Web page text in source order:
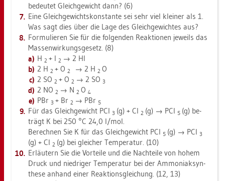
be­deu­tet Gleich­ge­wicht dann? (6)
Eine Gleich­ge­wichts­kon­stan­te sei sehr viel klei­ner als 1.
Was sagt dies über die Lage des Gleich­ge­wich­tes aus?
For­mu­lie­ren Sie für die fol­gen­den Re­ak­tio­nen je­weils das
Mas­sen­wir­kungs­ge­setz. (8)
H 2 + I 2 → 2 HI
2 H 2 + O 2 → 2 H 2 O
2 SO 2 + O 2 → 2 SO 3
2 NO 2 → N 2 O 4
PBr 3 + Br 2 → PBr 5
Für das Gleich­ge­wicht PCl 3 (g) + Cl 2 (g) → PCl 5 (g) be­
trägt K bei 250 °C 24,0 l/mol.
Be­rech­nen Sie K für das Gleich­ge­wicht PCl 5 (g) → PCl 3
(g) + Cl 2 (g) bei glei­cher Tem­pe­ra­tur. (10)
Er­läu­tern Sie die Vor­tei­le und die Nach­tei­le von hohem
Druck und nied­ri­ger Tem­pe­ra­tur bei der Am­mo­niak­syn­
the­se an­hand einer Re­ak­ti­ons­glei­chung. (12, 13)